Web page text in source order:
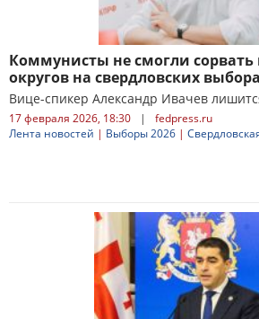
Коммунисты не смогли сорвать
округов на свердловских
Вице-спикер Александр Ивачев
17 февраля 2026, 18:30 |
fedpress.ru
Лента новостей | Выборы 2026 |